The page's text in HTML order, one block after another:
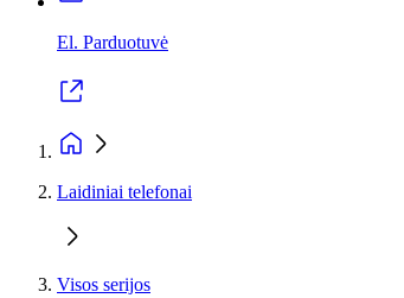
El. Parduotuvė
Laidiniai telefonai
Visos serijos